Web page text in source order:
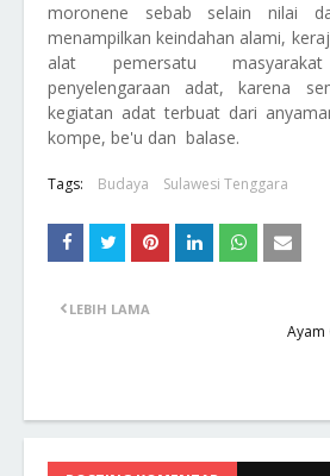
moronene sebab selain nilai
menampilkan keindahan alami,
alat pemersatu
penyelengaraan adat, karena
kegiatan adat terbuat dari
kompe, be'u dan balase.
Tags: Budaya Sulawesi Tenggara
Ayam
LEBIH LAMA